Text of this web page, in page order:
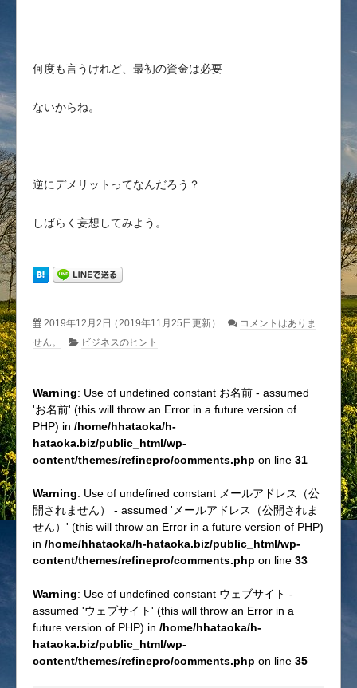
何度も言うけれど、最初の資金は必要
ないからね。
逆にデメリットってなんだろう？
しばらく妄想してみよう。
2019年12月2日（2019年11月25日更新）
コメントはありま
せん。
ビジネスのヒント
Warning: Use of undefined constant お名前 - assumed
'お名前' (this will throw an Error in a future version of
PHP) in /home/hhataoka/h-
hataoka.biz/public_html/wp-
content/themes/refinepro/comments.php on line 31
Warning: Use of undefined constant メールアドレス（公
開されません） - assumed 'メールアドレス（公開されま
せん）' (this will throw an Error in a future version of PHP)
in /home/hhataoka/h-hataoka.biz/public_html/wp-
content/themes/refinepro/comments.php on line 33
Warning: Use of undefined constant ウェブサイト -
assumed 'ウェブサイト' (this will throw an Error in a
future version of PHP) in /home/hhataoka/h-
hataoka.biz/public_html/wp-
content/themes/refinepro/comments.php on line 35